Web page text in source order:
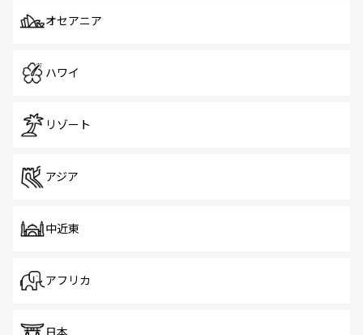
オセアニア
ハワイ
リゾート
アジア
中近東
アフリカ